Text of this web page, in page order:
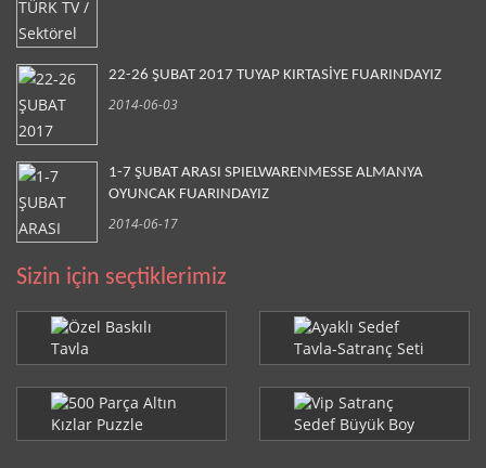
22-26 ŞUBAT 2017 TUYAP KIRTASİYE FUARINDAYIZ
2014-06-03
1-7 ŞUBAT ARASI SPIELWARENMESSE ALMANYA
OYUNCAK FUARINDAYIZ
2014-06-17
Sizin için seçtiklerimiz